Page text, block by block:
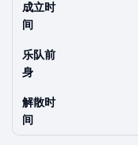
成立时
间
乐队前
身
解散时
间